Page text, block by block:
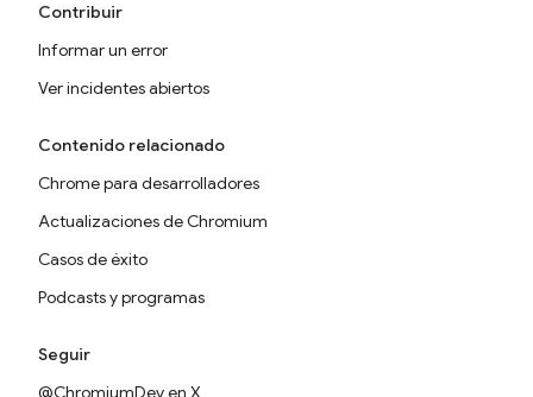
Contribuir
Informar un error
Ver incidentes abiertos
Contenido relacionado
Chrome para desarrolladores
Actualizaciones de Chromium
Casos de éxito
Podcasts y programas
Seguir
@ChromiumDev en X